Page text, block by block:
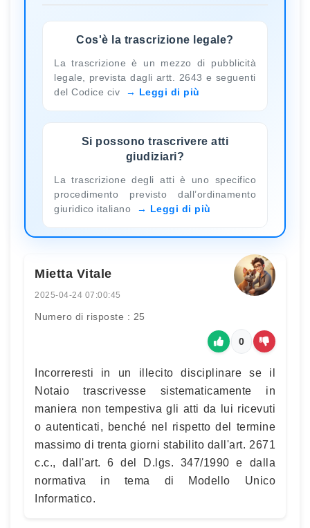
Cos'è la trascrizione legale?
La trascrizione è un mezzo di pubblicità
legale, prevista dagli artt. 2643 e seguenti
del Codice civ
Leggi di più
Si possono trascrivere atti
giudiziari?
La trascrizione degli atti è uno specifico
procedimento previsto dall’ordinamento
giuridico italiano
Leggi di più
Mietta Vitale
2025-04-24 07:00:45
Numero di risposte : 25
0
Incorreresti in un illecito disciplinare se il
Notaio trascrivesse sistematicamente in
maniera non tempestiva gli atti da lui ricevuti
o autenticati, benché nel rispetto del termine
massimo di trenta giorni stabilito dall'art. 2671
c.c., dall'art. 6 del D.lgs. 347/1990 e dalla
normativa in tema di Modello Unico
Informatico.